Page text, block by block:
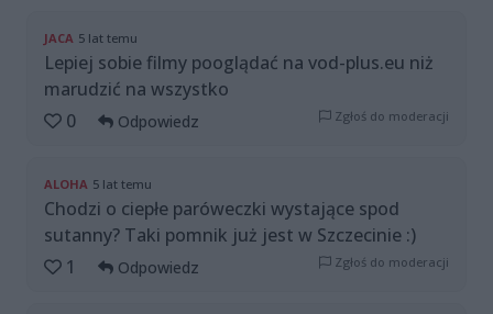
JACA 5 lat temu
Lepiej sobie filmy pooglądać na vod-plus.eu niż
marudzić na wszystko
0
Odpowiedz Zgłoś do moderacji
ALOHA 5 lat temu
Chodzi o ciepłe paróweczki wystające spod
sutanny? Taki pomnik już jest w Szczecinie :)
1
Odpowiedz Zgłoś do moderacji